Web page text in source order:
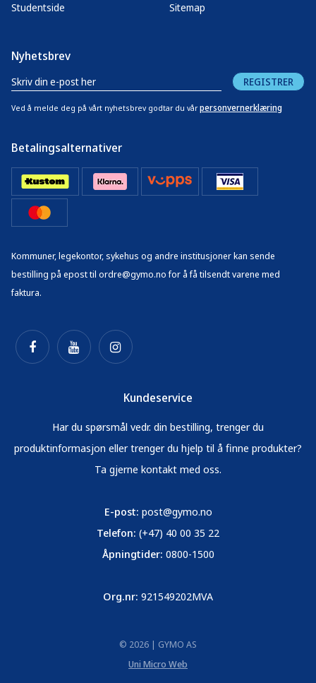
Studentside
Sitemap
Nyhetsbrev
REGISTRER
Ved å melde deg på vårt nyhetsbrev godtar du vår personvernerklæring
Betalingsalternativer
Kommuner, legekontor, sykehus og andre institusjoner kan sende
bestilling på epost til ordre@gymo.no for å få tilsendt varene med
faktura.
Kundeservice
Har du spørsmål vedr. din bestilling, trenger du
produktinformasjon eller trenger du hjelp til å finne produkter?
Ta gjerne kontakt med oss.
E-post: post@gymo.no
Telefon: (+47) 40 00 35 22
Åpningtider: 0800-1500
Org.nr: 921549202MVA
© 2026 | GYMO AS
Uni Micro Web